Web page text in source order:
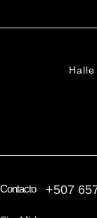
Contacto +507